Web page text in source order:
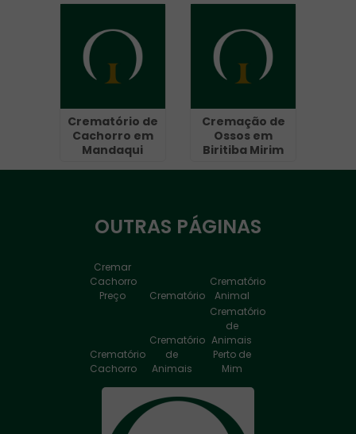
Crematório de
Cachorro em
Mandaqui
Cremação de
Ossos em
Biritiba Mirim
OUTRAS PÁGINAS
Cremar
Cachorro
Preço
Crematório
Crematório
Animal
Crematório
Cachorro
Crematório
de
Animais
Crematório
de
Animais
Perto de
Mim
Crematório
Animais
Valor
Crematório
Crematório
de Cão